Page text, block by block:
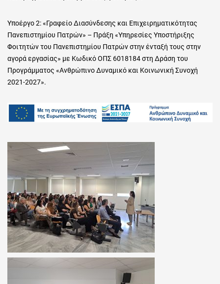
Υποέργο 2: «Γραφείο Διασύνδεσης και Επιχειρηματικότητας
Πανεπιστημίου Πατρών» – Πράξη «Υπηρεσίες Υποστήριξης
Φοιτητών του Πανεπιστημίου Πατρών στην ένταξή τους στην
αγορά εργασίας» με Κωδικό ΟΠΣ 6018184 στη Δράση του
Προγράμματος «Ανθρώπινο Δυναμικό και Κοινωνική Συνοχή
2021-2027».